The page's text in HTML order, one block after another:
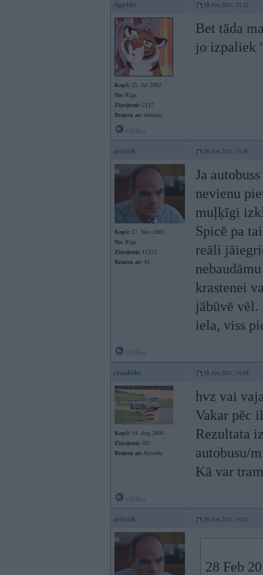
Agritis 28. Feb 2017, 13:32
Kopš: 25. Jul 2002
No: Rīga
Ziņojumi: 2117
Braucu ar: benzīnu
Bet tāda
jo izpaliek
arizah 28. Feb 2017, 13:40
Kopš: 17. Nov 2005
No: Rīga
Ziņojumi: 11323
Braucu ar: 43
Ja
nevienu
muļķīgi
Spicē pa
reāli
krastenei
jābūvē vēl.
iela, viss
crashiks 28. Feb 2017, 14:08
Kopš: 14. Aug 2006
Ziņojumi: 497
Braucu ar: Accordu
hvz vai
Vakar pēc
Rezultata
autobusu/
Kā var
arizah 28. Feb 2017, 14:22
28 Feb